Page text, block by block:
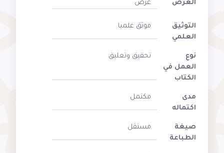
الغرض عرض
التوثيق
العلمي
موثق علميا
نوع
العمل في
الكتاب
تحقيق وتعليق
مدى
اكتماله
مكتمل
صيغة
الطباعة
مستقل